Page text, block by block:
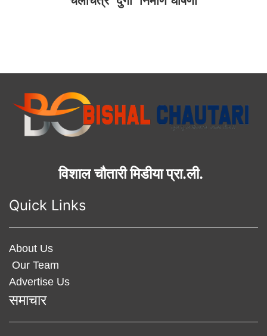
विशाल चौतारी मिडीया प्रा.ली.
Quick Links
About Us
Our Team
Advertise Us
समाचार